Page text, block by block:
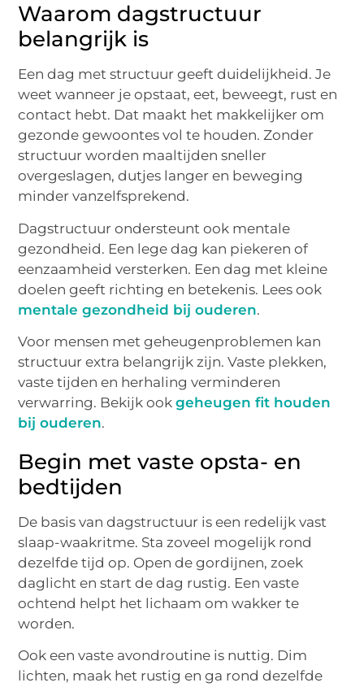
Waarom dagstructuur
belangrijk is
Een dag met structuur geeft duidelijkheid. Je
weet wanneer je opstaat, eet, beweegt, rust en
contact hebt. Dat maakt het makkelijker om
gezonde gewoontes vol te houden. Zonder
structuur worden maaltijden sneller
overgeslagen, dutjes langer en beweging
minder vanzelfsprekend.
Dagstructuur ondersteunt ook mentale
gezondheid. Een lege dag kan piekeren of
eenzaamheid versterken. Een dag met kleine
doelen geeft richting en betekenis. Lees ook
mentale gezondheid bij ouderen.
Voor mensen met geheugenproblemen kan
structuur extra belangrijk zijn. Vaste plekken,
vaste tijden en herhaling verminderen
verwarring. Bekijk ookgeheugen fit houden
bij ouderen.
Begin met vaste opsta- en
bedtijden
De basis van dagstructuur is een redelijk vast
slaap-waakritme. Sta zoveel mogelijk rond
dezelfde tijd op. Open de gordijnen, zoek
daglicht en start de dag rustig. Een vaste
ochtend helpt het lichaam om wakker te
worden.
Ook een vaste avondroutine is nuttig. Dim
lichten, maak het rustig en ga rond dezelfde